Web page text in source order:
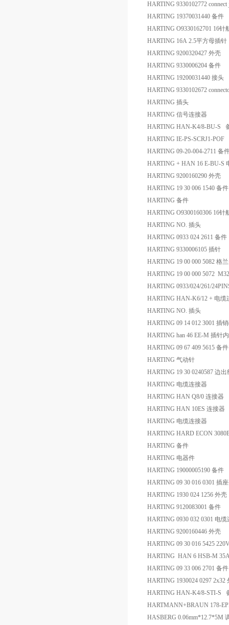
HARTING 9330102772 connect
HARTING 19370031440 备件
HARTING O9330162701 16针
HARTING 16A 2.5平方母插针
HARTING 9200320427 外壳
HARTING 9330006204 备件
HARTING 19200031440 接头
HARTING 9330102672
HARTING 插头
HARTING 信号连接器
HARTING HAN-K4/8-BU-S
HARTING IE-PS-SCRJ1-POF
HARTING 09-20-004-2711 备
HARTING + HAN 16 E-BU-S
HARTING 9200160290 外壳
HARTING 19 30 006 1540 备件
HARTING 备件
HARTING O9300160306 16针
HARTING NO. 插头
HARTING 0933 024 2611 备件
HARTING 9330006105 插针
HARTING 19 00 000 5082 格
HARTING 19 00 000 5072
HARTING 0933/024/261/
HARTING HAN-K6/12 + 电缆
HARTING NO. 插头
HARTING 09 14 012 3001 插
HARTING han 46 EE-M 插针
HARTING 09 67 409 5615 备件
HARTING 气动针
HARTING 19 30 0240587 边出
HARTING 电缆连接器
HARTING HAN Q8/0 连接器
HARTING HAN 10ES 连接器
HARTING 电缆连接器
HARTING HARD ECON
HARTING 备件
HARTING 电器件
HARTING 19000005190 备件
HARTING 09 30 016 0301 插
HARTING 1930 024 1256 外壳
HARTING 9120083001 备件
HARTING 0930 032 0301 电
HARTING 9200160446 外壳
HARTING 09 30 016 5425
HARTING HAN 6 HSB-M
HARTING 09 33 006 2701 备件
HARTING 1930024 0297 2x32
HARTING HAN-K4/8-STI-S
HARTMANN+BRAUN 178-
HASBERG 0.06mm*12.7*5M